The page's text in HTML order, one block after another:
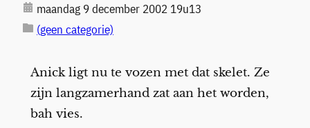
maandag 9 december 2002 19u13
(geen categorie)
Anick ligt nu te vozen met dat skelet. Ze
zijn langzamerhand zat aan het worden,
bah vies.